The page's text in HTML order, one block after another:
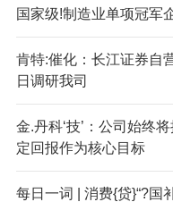
国家级!制造业单项冠军
肯特:催化：长江证券自
日调研我司
金.丹科‘技’：公司始终
定回报作为核心目标
每日一词 | 消费{贷}“?国